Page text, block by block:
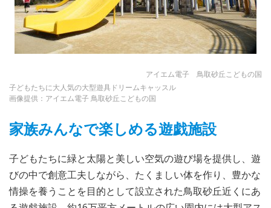
アイエム電子 鳥取砂丘こどもの国
子どもたちに大人気の大型遊具ドリームキャッスル
画像提供：アイエム電子 鳥取砂丘こどもの国
家族みんなで楽しめる遊戯施設
子どもたちに緑と太陽と美しい空気の遊び場を提供し、遊
びの中で創意工夫しながら、たくましい体を作り、豊かな
情操を養うことを目的として設立された鳥取砂丘近くにあ